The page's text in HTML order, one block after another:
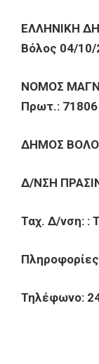
Βόλος 04/10/
Πρωτ.: 71806
ΔΗΜΟΣ
Δ/ΝΣΗ
Ταχ. Δ/νση: :
Τηλέφωνο: